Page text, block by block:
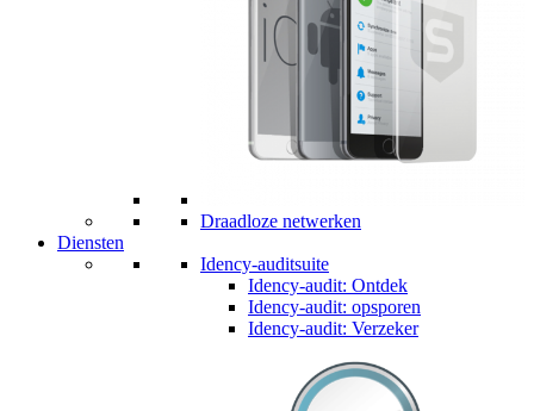
Draadloze netwerken
Diensten
Idency-auditsuite
Idency-audit: Ontdek
Idency-audit: opsporen
Idency-audit: Verzeker